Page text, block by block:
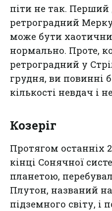
піти не так. Перший
ретроградний
може бути
нормально. Проте,
ретроградний у
грудня, ви повинні
кількості невдач і
Козеріг
Протягом останніх
кінці Сонячної
планетою,
Плутон, названий
підземного світу, і